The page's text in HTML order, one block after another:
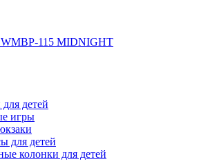
WMBP-115 MIDNIGHT
детей
игры
для детей
колонки для детей